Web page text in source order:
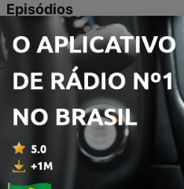
Episódios
5 - OM Chanting
06 fev. 2021
🍓O PODER DO SEU PRATO!
29 nov. 2019
2 - 🛑PORQUE ENVELHECEMOS?
24 out. 2019